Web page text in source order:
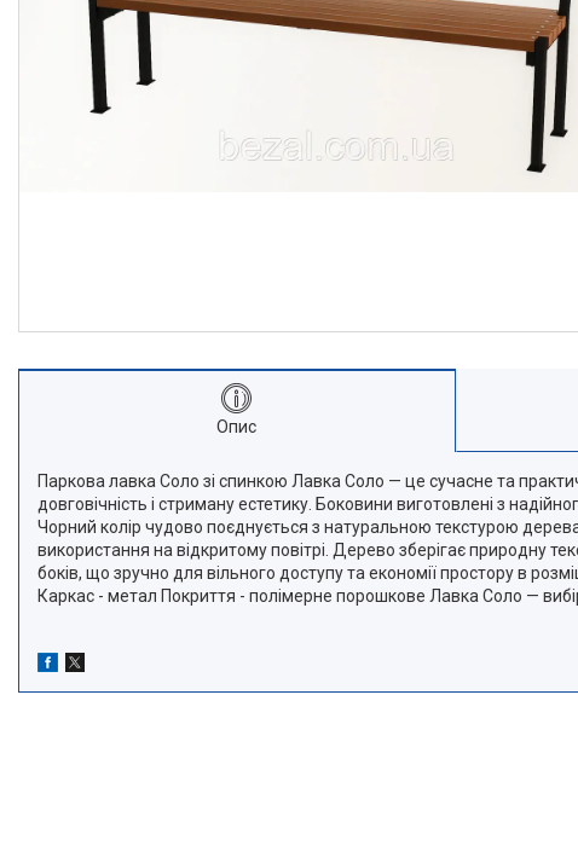
Опис
Паркова лавка Соло зі спинкою Лавка Соло — це сучасне та
довговічність і стриману естетику. Боковини виготовлені з
Чорний колір чудово поєднується з натуральною текстурою
використання на відкритому повітрі. Дерево зберігає природну
боків, що зручно для вільного доступу та економії простору в
Каркас - метал Покриття - полімерне порошкове Лавка Соло —